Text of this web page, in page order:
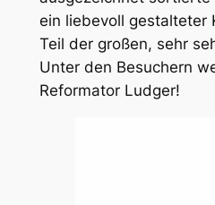
ein liebevoll gestalteter
Teil der großen, sehr
Unter den Besuchern
Reformator Ludger!